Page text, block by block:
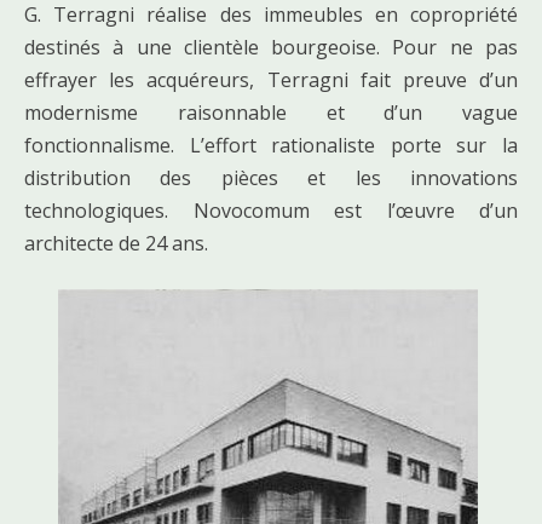
G. Terragni réalise des immeubles en copropriété
destinés à une clientèle bourgeoise. Pour ne pas
effrayer les acquéreurs, Terragni fait preuve d’un
modernisme raisonnable et d’un vague
fonctionnalisme. L’effort rationaliste porte sur la
distribution des pièces et les innovations
technologiques. Novocomum est l’œuvre d’un
architecte de 24 ans.